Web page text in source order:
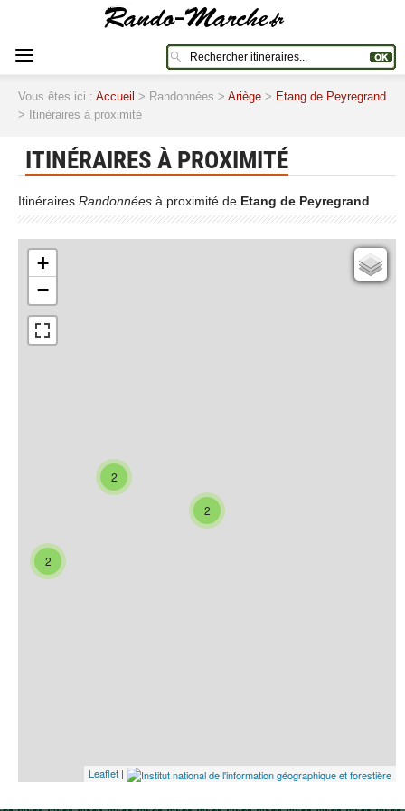
Vous êtes ici : Accueil > Randonnées > Ariège > Etang de Peyregrand
> Itinéraires à proximité
ITINÉRAIRES À PROXIMITÉ
Itinéraires Randonnées à proximité de Etang de Peyregrand
2
2
2
+
−
Leaflet |